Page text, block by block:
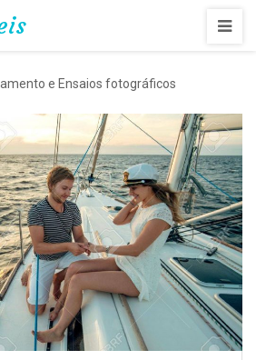
e Ensaios fotográficos